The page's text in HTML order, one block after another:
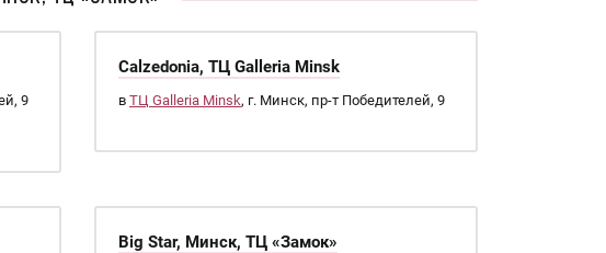
9
Calzedonia, ТЦ Galleria Minsk
в ТЦ Galleria Minsk, г. Минск, пр-т Победителей, 9
Big Star, Минск, ТЦ «Замок»